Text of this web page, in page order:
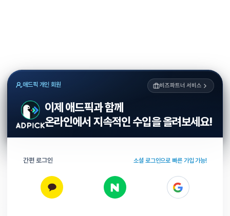
애드픽 개인 회원 비즈파트너 서비스
이제 애드픽과 함께
온라인에서 지속적인 수입을 올려보세요!
간편 로그인 소셜 로그인으로 빠른 가입 가능!